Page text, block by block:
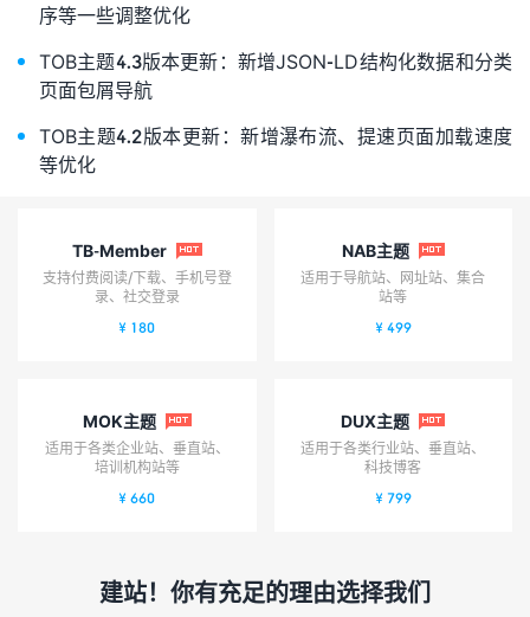
序等一些调整优化
TOB主题4.3版本更新：新增JSON-LD结构化数据和分类
页面包屑导航
TOB主题4.2版本更新：新增瀑布流、提速页面加载速度
等优化
TB-Member 
支持付费阅读/下载、手机号登
录、社交登录
¥ 180
NAB主题 
适用于导航站、网址站、集合
站等
¥ 499
MOK主题 
适用于各类企业站、垂直站、
培训机构站等
¥ 660
DUX主题 
适用于各类行业站、垂直站、
科技博客
¥ 799
建站！你有充足的理由选择我们